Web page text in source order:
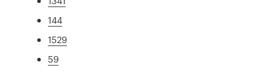
144
1529
59